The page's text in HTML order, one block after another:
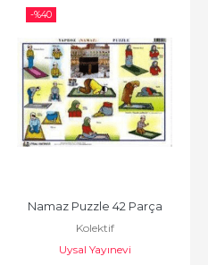
-%40
Namaz Puzzle 42 Parça
Kolektif
Uysal Yayınevi